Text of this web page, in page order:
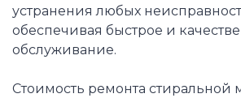
устранения любых
обеспечивая быстрое и
обслуживание.
Стоимость ремонта